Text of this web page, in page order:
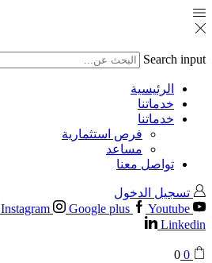
Search input
الرئيسية
خدماتنا
خدماتنا
فرص استثمارية
مساعد
تواصل معنا
تسجيل الدخول
Instagram Google plus
Youtube
Linkedin
0
0